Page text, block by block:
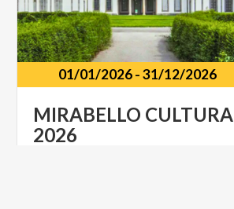
01/01/2026-31/12/2026
MIRABELLO CULTURA
2026